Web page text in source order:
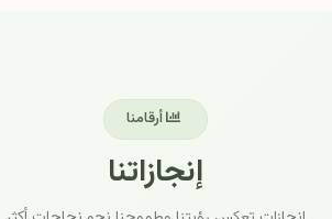
أرقامنا
إنجازاتنا